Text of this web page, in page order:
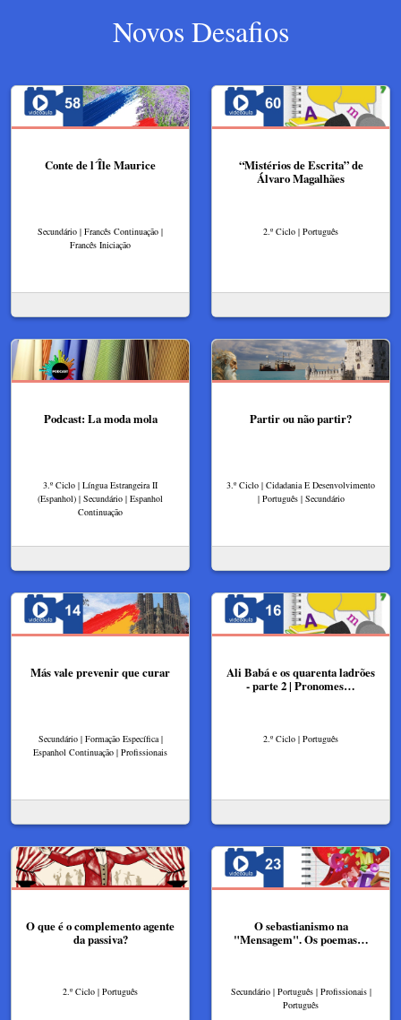
Novos Desafios
Conte de l´Île Maurice
Secundário | Francês Continuação |
Francês Iniciação
“Mistérios de Escrita” de
Álvaro Magalhães
2.º Ciclo | Português
Podcast: La moda mola
3.º Ciclo | Língua Estrangeira II
(Espanhol) | Secundário | Espanhol
Continuação
Partir ou não partir?
3.º Ciclo | Cidadania E Desenvolvimento
| Português | Secundário
Más vale prevenir que curar
Secundário | Formação Específica |
Espanhol Continuação | Profissionais
Ali Babá e os quarenta ladrões
- parte 2 | Pronomes…
2.º Ciclo | Português
O que é o complemento agente
da passiva?
2.º Ciclo | Português
O sebastianismo na
"Mensagem". Os poemas…
Secundário | Português | Profissionais |
Português